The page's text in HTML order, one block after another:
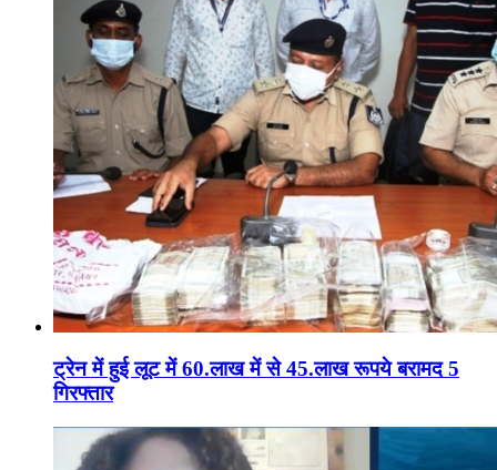
ट्रेन में हुई लूट में 60.लाख में से 45.लाख रूपये बरामद 5
गिरफ्तार